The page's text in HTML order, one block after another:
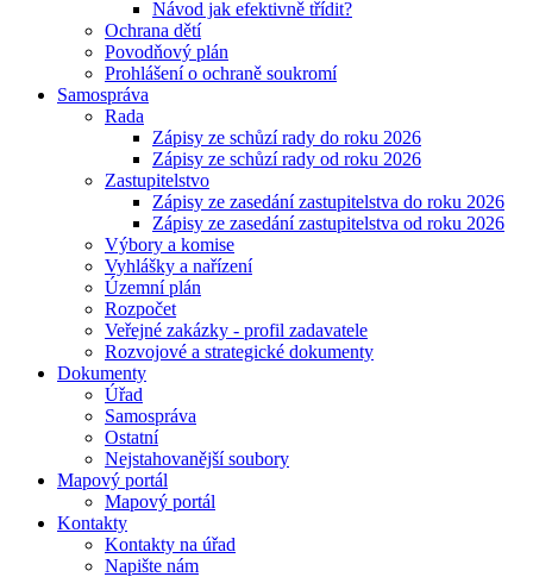
Návod jak efektivně třídit?
Ochrana dětí
Povodňový plán
Prohlášení o ochraně soukromí
Samospráva
Rada
Zápisy ze schůzí rady do roku 2026
Zápisy ze schůzí rady od roku 2026
Zastupitelstvo
Zápisy ze zasedání zastupitelstva do roku 2026
Zápisy ze zasedání zastupitelstva od roku 2026
Výbory a komise
Vyhlášky a nařízení
Územní plán
Rozpočet
Veřejné zakázky - profil zadavatele
Rozvojové a strategické dokumenty
Dokumenty
Úřad
Samospráva
Ostatní
Nejstahovanější soubory
Mapový portál
Mapový portál
Kontakty
Kontakty na úřad
Napište nám